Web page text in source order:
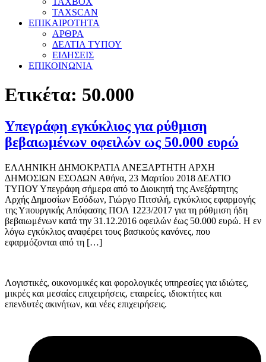
TAXSCAN
ΕΠΙΚΑΙΡΟΤΗΤΑ
ΑΡΘΡΑ
ΔΕΛΤΙΑ ΤΥΠΟΥ
ΕΙΔΗΣΕΙΣ
ΕΠΙΚΟΙΝΩΝΙΑ
Ετικέτα: 50.000
Υπεγράφη εγκύκλιος για ρύθμιση
βεβαιωμένων οφειλών ως 50.000 ευρώ
ΕΛΛΗΝΙΚΗ ΔΗΜΟΚΡΑΤΙΑ ΑΝΕΞΑΡΤΗΤΗ ΑΡΧΗ
ΔΗΜΟΣΙΩΝ ΕΣΟΔΩΝ Αθήνα, 23 Μαρτίου 2018 ΔΕΛΤΙΟ
ΤΥΠΟΥ Υπεγράφη σήμερα από το Διοικητή της Ανεξάρτητης
Αρχής Δημοσίων Εσόδων, Γιώργο Πιτσιλή, εγκύκλιος εφαρμογής
της Υπουργικής Απόφασης ΠΟΛ 1223/2017 για τη ρύθμιση ήδη
βεβαιωμένων κατά την 31.12.2016 οφειλών έως 50.000 ευρώ. Η εν
λόγω εγκύκλιος αναφέρει τους βασικούς κανόνες, που
εφαρμόζονται από τη […]
Λογιστικές, οικονομικές και φορολογικές υπηρεσίες για ιδιώτες,
μικρές και μεσαίες επιχειρήσεις, εταιρείες, ιδιοκτήτες και
επενδυτές ακινήτων, και νέες επιχειρήσεις.